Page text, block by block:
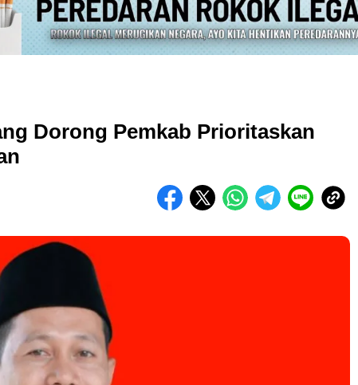
Dorong Pemkab Prioritaskan